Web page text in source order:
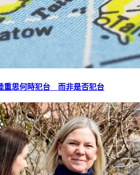
重思何時犯台 而非是否犯台